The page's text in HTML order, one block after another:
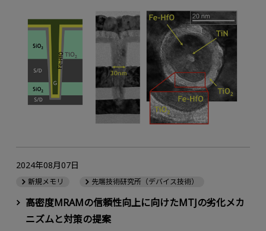
高密度MRAMの信頼性向上に向けたMTJの劣化メカ
ニズムと対策の提案
2024年08月07日
新規メモリ 先端技術研究所（デバイス技術）